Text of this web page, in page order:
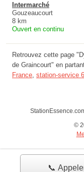
📞
Intermarché
Gouzeaucourt
8 km
Ouvert en continu
Retrouvez cette page
de Graincourt" en
France station-service
©